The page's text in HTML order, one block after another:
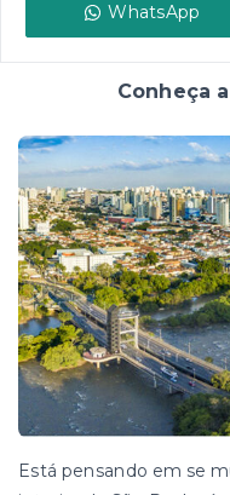
WhatsApp
Conheça
Está pensando em se